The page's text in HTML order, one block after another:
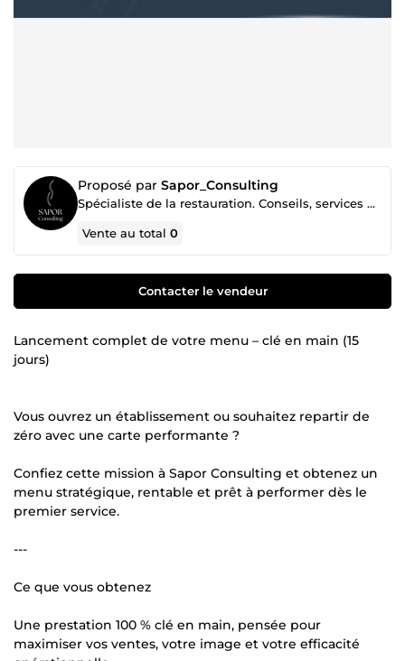
Proposé par Sapor_Consulting
Spécialiste de la restauration. Conseils, services et formations.
Vente au total0
Contacter le vendeur
Lancement complet de votre menu – clé en main (15
jours)
Vous ouvrez un établissement ou souhaitez repartir de
zéro avec une carte performante ?
Confiez cette mission à Sapor Consulting et obtenez un
menu stratégique, rentable et prêt à performer dès le
premier service.
---
Ce que vous obtenez
Une prestation 100 % clé en main, pensée pour
maximiser vos ventes, votre image et votre efficacité